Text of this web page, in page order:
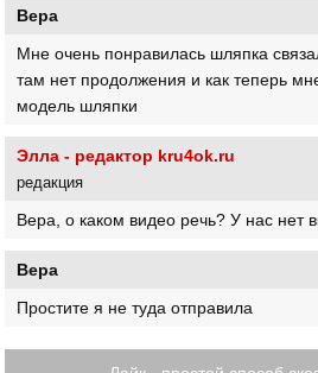
Вера
Мне очень понравилась шляпка
там нет продолжения и как теперь
модель шляпки
Элла - редактор kru4ok.ru
редакция
Вера, о каком видео речь? У нас нет
Вера
Простите я не туда отправила